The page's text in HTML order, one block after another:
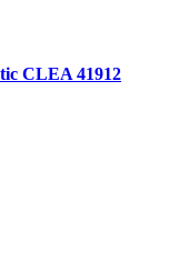
CLEA 41912